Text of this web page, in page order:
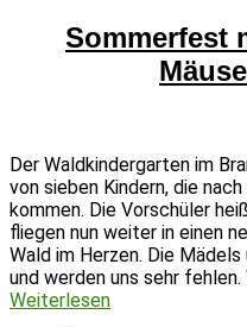
Sommerfest
Der Waldkindergarten im
von sieben Kindern, die
kommen. Die Vorschüler
fliegen nun weiter in einen
Wald im Herzen. Die
und werden uns sehr
WeiterlesenSommerfest